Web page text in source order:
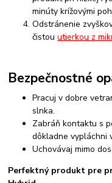
minúty krížovými
Odstránenie
čistouutierkou z
Bezpečnostné
Pracuj v dobre
slnka.
Zabráň kontaktu s
dôkladne vypláchni
Uchovávaj mimo
Perfektný produkt pre